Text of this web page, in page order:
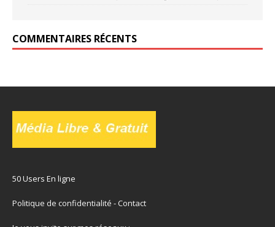
COMMENTAIRES RÉCENTS
50 Users En ligne
Politique de confidentialité -Contact